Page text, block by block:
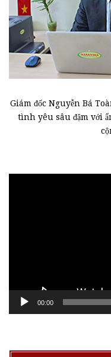
Giám đốc Nguyễn Bá
tình yêu sâu đậm với
00:00